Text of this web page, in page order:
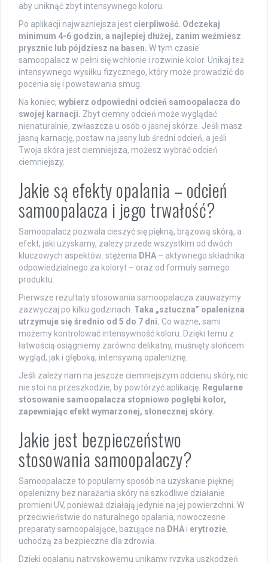
aby uniknąć zbyt intensywnego koloru.
Po aplikacji najważniejsza jest cierpliwość. Odczekaj
minimum 4-6 godzin, a najlepiej dłużej, zanim weźmiesz
prysznic lub pójdziesz na basen. W tym czasie
samoopalacz w pełni się wchłonie i rozwinie kolor. Unikaj też
intensywnego wysiłku fizycznego, który może prowadzić do
pocenia się i powstawania smug.
Na koniec, wybierz odpowiedni odcień samoopalacza do
swojej karnacji. Zbyt ciemny odcień może wyglądać
nienaturalnie, zwłaszcza u osób o jasnej skórze. Jeśli masz
jasną karnację, postaw na jasny lub średni odcień, a jeśli
Twoja skóra jest ciemniejsza, możesz wybrać odcień
ciemniejszy.
Jakie są efekty opalania – odcień
samoopalacza i jego trwałość?
Samoopalacz pozwala cieszyć się piękną, brązową skórą, a
efekt, jaki uzyskamy, zależy przede wszystkim od dwóch
kluczowych aspektów: stężenia DHA – aktywnego składnika
odpowiedzialnego za koloryt – oraz od formuły samego
produktu.
Pierwsze rezultaty stosowania samoopalacza zauważymy
zazwyczaj po kilku godzinach. Taka „sztuczna” opalenizna
utrzymuje się średnio od 5 do 7 dni. Co ważne, sami
możemy kontrolować intensywność koloru. Dzięki temu z
łatwością osiągniemy zarówno delikatny, muśnięty słońcem
wygląd, jak i głęboką, intensywną opaleniznę.
Jeśli zależy nam na jeszcze ciemniejszym odcieniu skóry, nic
nie stoi na przeszkodzie, by powtórzyć aplikację. Regularne
stosowanie samoopalacza stopniowo pogłębi kolor,
zapewniając efekt wymarzonej, słonecznej skóry.
Jakie jest bezpieczeństwo
stosowania samoopalaczy?
Samoopalacze to popularny sposób na uzyskanie pięknej
opalenizny bez narażania skóry na szkodliwe działanie
promieni UV, ponieważ działają jedynie na jej powierzchni. W
przeciwieństwie do naturalnego opalania, nowoczesne
preparaty samoopalające, bazujące na DHA i erytrozie,
uchodzą za bezpieczne dla zdrowia.
Dzięki opalaniu natryskowemu unikamy ryzyka uszkodzeń